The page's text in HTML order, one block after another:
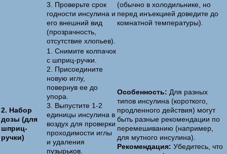
3. Проверьте срок
годности инсулина и
его внешний вид
(прозрачность,
отсутствие хлопьев).
(обычно в холодильнике, но
перед инъекцией доведите до
комнатной температуры).
2. Набор
дозы (для
шприц-
ручки)
1. Снимите колпачок
с шприц-ручки.
2. Присоедините
новую иглу,
повернув ее до
упора.
3. Выпустите 1-2
единицы инсулина в
воздух для проверки
проходимости иглы
и удаления
пузырьков.
Особенность: Для разных
типов инсулина (короткого,
продленного действия) могут
быть разные рекомендации по
перемешиванию (например,
для мутного инсулина).
Рекомендация: Убедитесь, что